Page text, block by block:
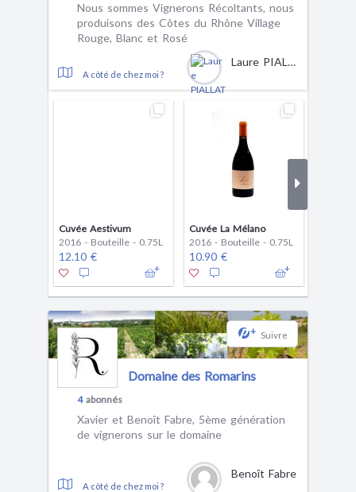
Nous sommes Vignerons Récoltants, nous
produisons des Côtes du Rhône Village
Rouge, Blanc et Rosé
A côté de chez moi ?
Laure PIALLAT
Cuvée Aestivum
2016 - Bouteille - 0.75L
12.10 €
Cuvée La Mélano
2016 - Bouteille - 0.75L
10.90 €
+ Suivre
Domaine des Romarins
4abonnés
Xavier et Benoît Fabre, 5ème génération
de vignerons sur le domaine
A côté de chez moi ?
Benoît Fabre